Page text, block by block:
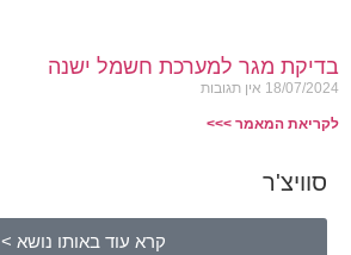
בדיקת מגר למערכת חשמל ישנה
18/07/2024 אין תגובות
לקריאת המאמר >>>
סוויצ'ר
קרא עוד באותו נושא >